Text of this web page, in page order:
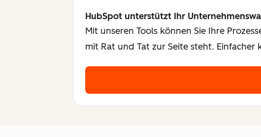
HubSpot unterstützt Ihr
Mit unseren Tools können Sie Ihre
mit Rat und Tat zur Seite steht.